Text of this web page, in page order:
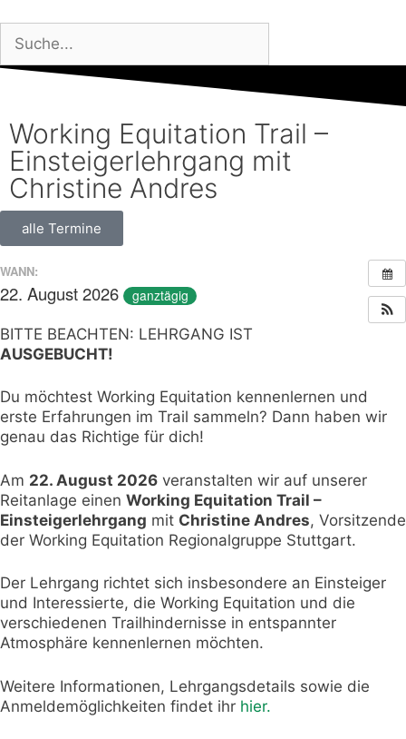
Working Equitation Trail –
Einsteigerlehrgang mit
Christine Andres
alle Termine
WANN:
22. August 2026 ganztägig
BITTE BEACHTEN: LEHRGANG IST
AUSGEBUCHT!
Du möchtest Working Equitation kennenlernen und
erste Erfahrungen im Trail sammeln? Dann haben wir
genau das Richtige für dich!
Am 22. August 2026 veranstalten wir auf unserer
Reitanlage einen Working Equitation Trail –
Einsteigerlehrgang mit Christine Andres, Vorsitzende
der Working Equitation Regionalgruppe Stuttgart.
Der Lehrgang richtet sich insbesondere an Einsteiger
und Interessierte, die Working Equitation und die
verschiedenen Trailhindernisse in entspannter
Atmosphäre kennenlernen möchten.
Weitere Informationen, Lehrgangsdetails sowie die
Anmeldemöglichkeiten findet ihr hier.